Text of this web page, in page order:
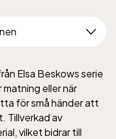
Elsa Beskows serie
eller när
för små händer att
Tillverkad av
vilket bidrar till